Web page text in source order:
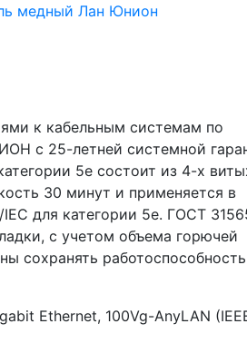
медный Лан Юнион
к кабельным системам по
с 25-летней системной
5e состоит из 4-х
30 минут и применяется в
для категории 5е. ГОСТ
с учетом объема горючей
сохранять
Ethernet, 100Vg-AnyLAN